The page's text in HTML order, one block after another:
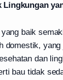
baik
domestik,
dan
bau tidak